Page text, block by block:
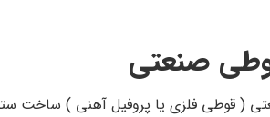
صنعتی
( قوطی فلزی یا پروفیل آهنی )